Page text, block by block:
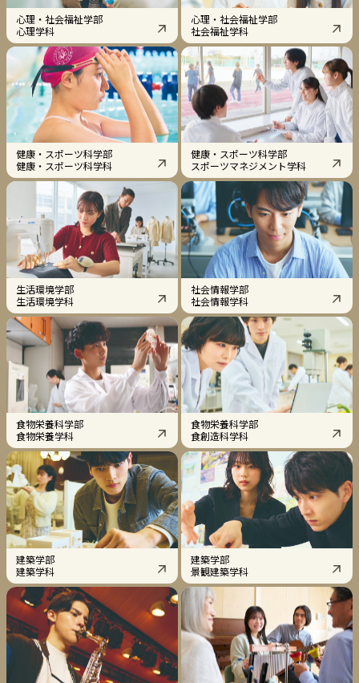
心理・社会福祉学部
心理学科
心理・社会福祉学部
社会福祉学科
健康・スポーツ科学部
健康・スポーツ科学科
健康・スポーツ科学部
スポーツマネジメント学科
生活環境学部
生活環境学科
社会情報学部
社会情報学科
食物栄養科学部
食物栄養学科
食物栄養科学部
食創造科学科
建築学部
建築学科
建築学部
景観建築学科